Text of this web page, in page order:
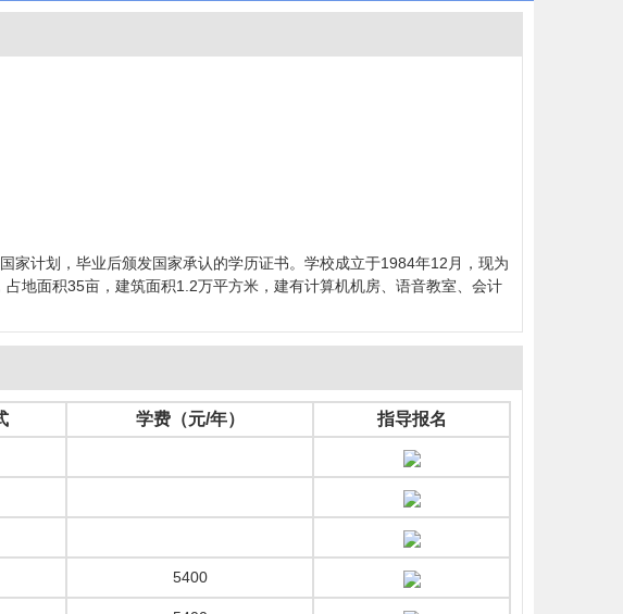
家计划，毕业后颁发国家承认的学历证书。学校成立于1984年12月，现为
地面积35亩，建筑面积1.2万平方米，建有计算机机房、语音教室、会计
学费（元/年） 指导报名
5400